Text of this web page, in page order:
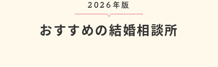
2026年版
おすすめの結婚相談所